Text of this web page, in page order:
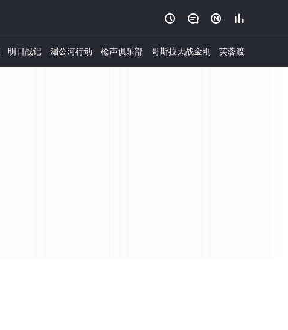
   
明日战记 湄公河行动 枪声俱乐部 哥斯拉大战金刚 芙蓉渡